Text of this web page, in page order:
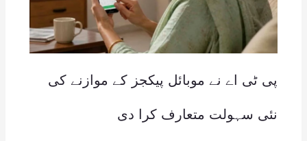
پی ٹی اے نے موبائل پیکجز کے موازنے کی
نئی سہولت متعارف کرا دی